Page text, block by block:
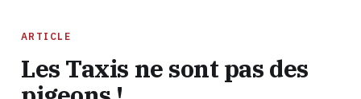
ARTICLE
Les Taxis ne sont pas des